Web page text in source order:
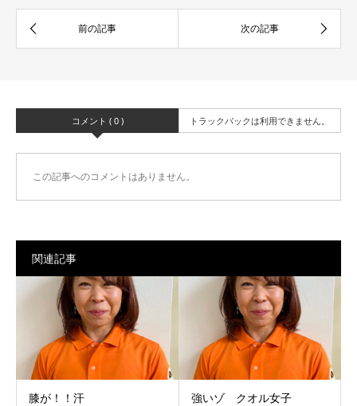
コメント ( 0 ) トラックバックは利用できません。
この記事へのコメントはありません。
関連記事
膝が！！汗 強いゾ クオル女子